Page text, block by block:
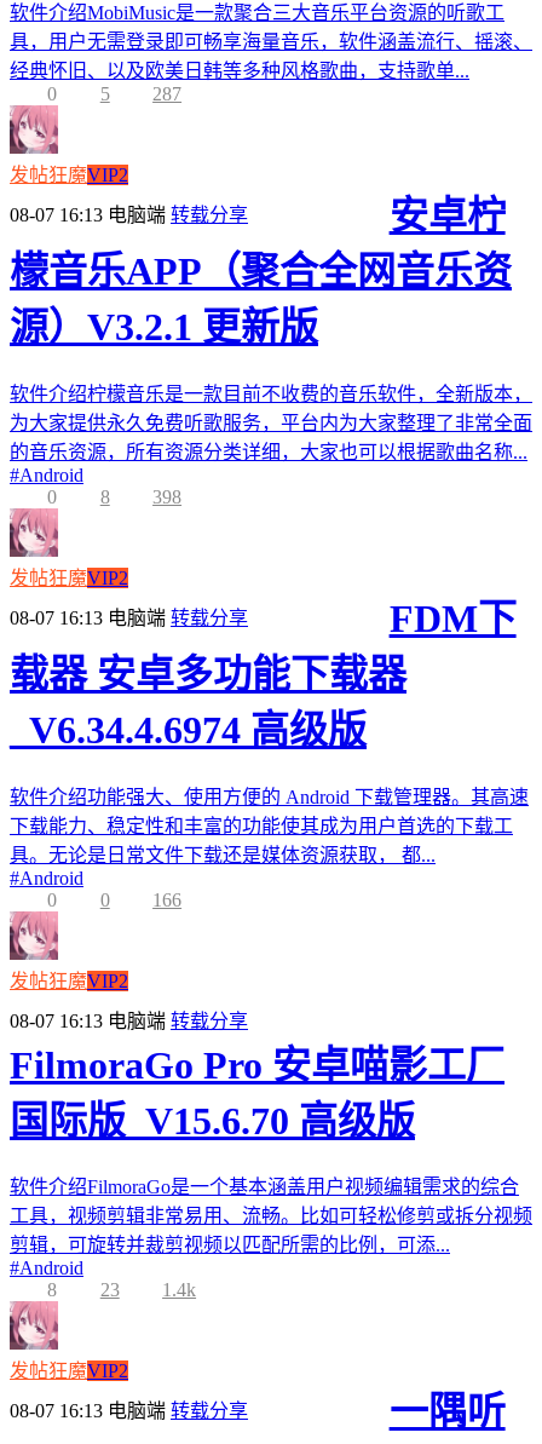
软件介绍MobiMusic是一款聚合三大音乐平台资源的听歌工
具，用户无需登录即可畅享海量音乐，软件涵盖流行、摇滚、
经典怀旧、以及欧美日韩等多种风格歌曲，支持歌单...
0
5 287
发帖狂魔VIP2
08-07 16:13 电脑端 转载分享
安卓柠
檬音乐APP（聚合全网音乐资
源）V3.2.1 更新版
软件介绍柠檬音乐是一款目前不收费的音乐软件，全新版本，
为大家提供永久免费听歌服务，平台内为大家整理了非常全面
的音乐资源，所有资源分类详细，大家也可以根据歌曲名称...
#Android
0
8 398
发帖狂魔VIP2
08-07 16:13 电脑端 转载分享
FDM下
载器 安卓多功能下载器
_V6.34.4.6974 高级版
软件介绍功能强大、使用方便的 Android 下载管理器。其高速
下载能力、稳定性和丰富的功能使其成为用户首选的下载工
具。无论是日常文件下载还是媒体资源获取， 都...
#Android
0
0 166
发帖狂魔VIP2
08-07 16:13 电脑端 转载分享
FilmoraGo Pro 安卓喵影工厂
国际版_V15.6.70 高级版
软件介绍FilmoraGo是一个基本涵盖用户视频编辑需求的综合
工具，视频剪辑非常易用、流畅。比如可轻松修剪或拆分视频
剪辑，可旋转并裁剪视频以匹配所需的比例，可添...
#Android
8
23 1.4k
发帖狂魔VIP2
08-07 16:13 电脑端 转载分享
一隅听